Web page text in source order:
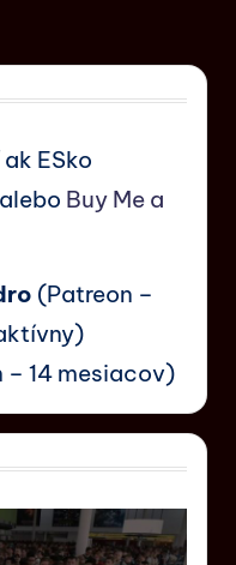
ESko
alebo Buy Me a
(Patreon –
– 14 mesiacov)